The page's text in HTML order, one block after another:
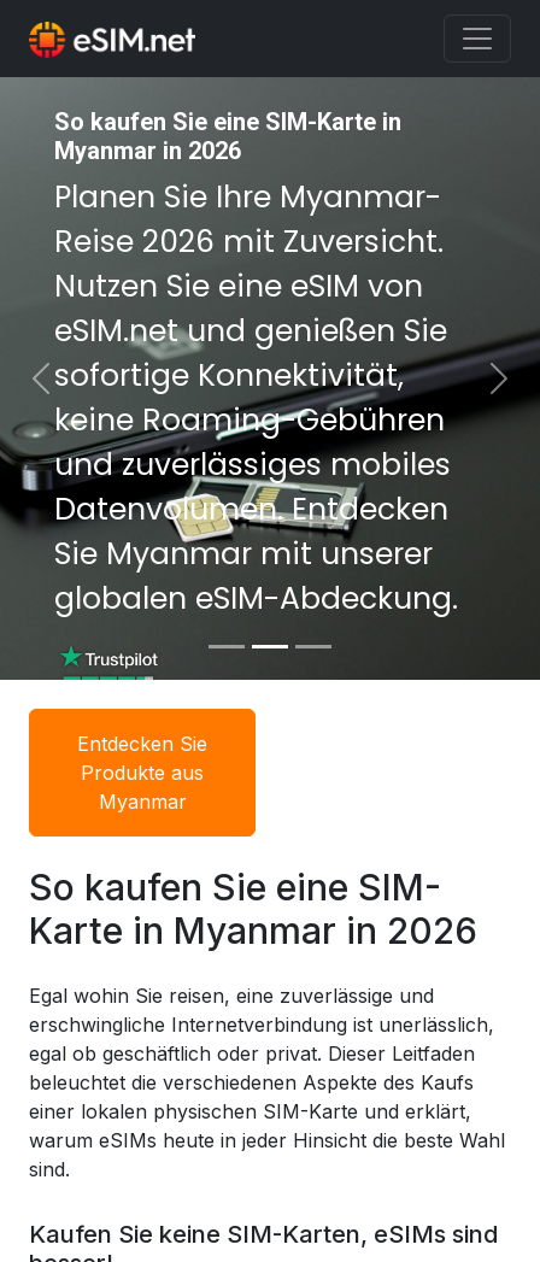
So kaufen Sie eine SIM-Karte in
Myanmar in 2026
Planen Sie Ihre Myanmar-
Reise 2026 mit Zuversicht.
Nutzen Sie eine eSIM von
eSIM.net und genießen Sie
sofortige Konnektivität,
keine Roaming-Gebühren
und zuverlässiges mobiles
Datenvolumen. Entdecken
Sie Myanmar mit unserer
globalen eSIM-Abdeckung.
So kaufen Sie eine SIM-Karte in
Myanmar in 2026
Planen Sie Ihre Myanmar-
Reise 2026 mit Zuversicht.
Nutzen Sie eine eSIM von
eSIM.net und genießen Sie
sofortige Konnektivität,
keine Roaming-Gebühren
und zuverlässiges mobiles
Datenvolumen. Entdecken
Sie Myanmar mit unserer
globalen eSIM-Abdeckung.
Previous Next
Entdecken Sie
Produkte aus
Myanmar
So kaufen Sie eine SIM-
Karte in Myanmar in 2026
Egal wohin Sie reisen, eine zuverlässige und
erschwingliche Internetverbindung ist unerlässlich,
egal ob geschäftlich oder privat. Dieser Leitfaden
beleuchtet die verschiedenen Aspekte des Kaufs
einer lokalen physischen SIM-Karte und erklärt,
warum eSIMs heute in jeder Hinsicht die beste Wahl
sind.
Kaufen Sie keine SIM-Karten, eSIMs sind